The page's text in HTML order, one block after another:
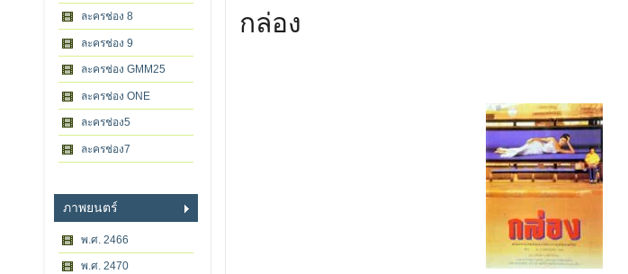
ละครช่อง 8
ละครช่อง 9
ละครช่อง GMM25
ละครช่อง ONE
ละครช่อง5
ละครช่อง7
ภาพยนตร์
พ.ศ. 2466
พ.ศ. 2470
กล่อง